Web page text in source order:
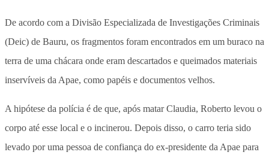
De acordo com a Divisão Especializada de Investigações Criminais
(Deic) de Bauru, os fragmentos foram encontrados em um buraco na
terra de uma chácara onde eram descartados e queimados materiais
inservíveis da Apae, como papéis e documentos velhos.
A hipótese da polícia é de que, após matar Claudia, Roberto levou o
corpo até esse local e o incinerou. Depois disso, o carro teria sido
levado por uma pessoa de confiança do ex-presidente da Apae para